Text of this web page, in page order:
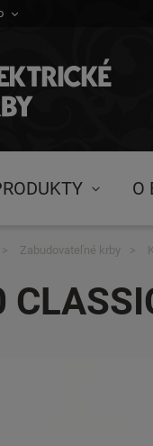
O
Zabudovateľné krby